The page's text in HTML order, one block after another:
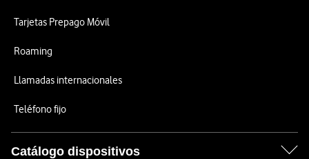
Tarjetas Prepago Móvil
Roaming
Llamadas internacionales
Teléfono fijo
Catálogo dispositivos